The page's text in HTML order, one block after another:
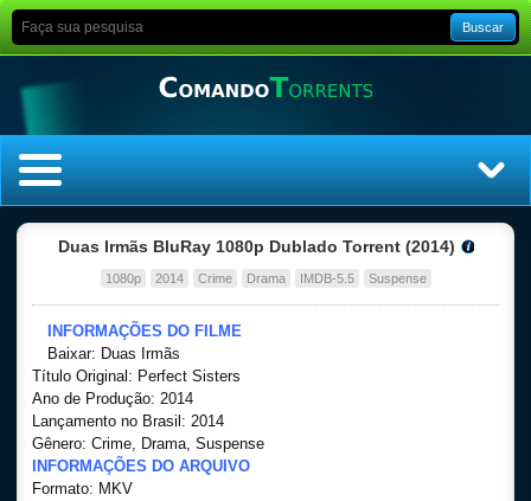
Buscar
Top Filmes
Dublado
Duas Irmãs BluRay 1080p Dublado Torrent (2014)
1080p 2014 Crime Drama IMDB-5.5 Suspense
INFORMAÇÕES DO FILME
Baixar: Duas Irmãs
Título Original: Perfect Sisters
Ano de Produção: 2014
Lançamento no Brasil: 2014
Gênero: Crime, Drama, Suspense
INFORMAÇÕES DO ARQUIVO
Formato: MKV